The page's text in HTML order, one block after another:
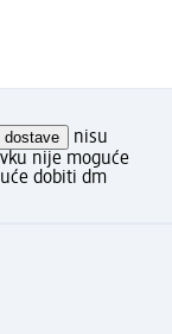
dostave
nisu
nije moguće
dobiti dm